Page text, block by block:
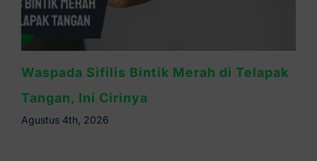
Ruam Sifilis Apakah Gatal? Ini
Penjelasannya
Agustus 3rd, 2026